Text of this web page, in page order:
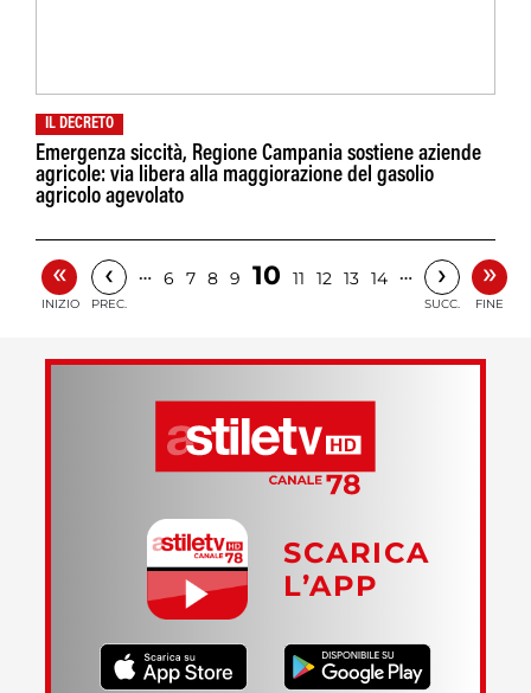
IL DECRETO
Emergenza siccità, Regione Campania sostiene aziende
agricole: via libera alla maggiorazione del gasolio
agricolo agevolato
«
INIZIO
‹
PREC.
… 6 7 8 9 10 11 12 13 14 … ›
SUCC.
»
FINE
SCARICA
L’APP